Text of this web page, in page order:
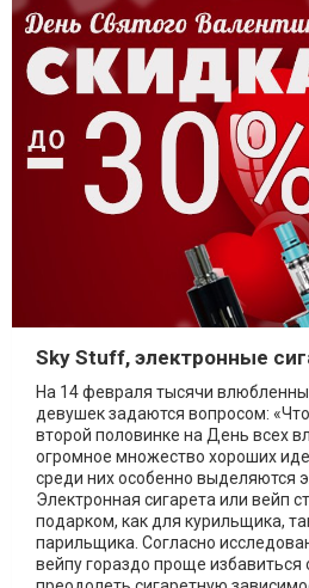
Sky Stuff, электронные
На 14 февраля тысячи
девушек задаются вопросом:
второй половинке на День всех
огромное множество хороших
среди них особенно выделяются
Электронная сигарета или вейп
подарком, как для курильщика,
парильщика. Согласно
вейпу гораздо проще избавиться